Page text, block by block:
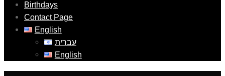
Birthdays
Contact Page
English
עברית
English